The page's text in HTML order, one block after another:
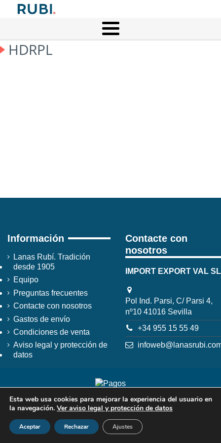
HDRPL
Información
Lanas Rubí. Tradición
desde 1905
Equipo
Preguntas frecuentes
Contacte con nosotros
Gastos de envío
Condiciones de venta
Aviso legal y protección de
datos
Contacte con
nosotros
IMPORT EXPORT VAL SL
Pol Ind. Parsi, C/ Parsi 4,
nº10 41016 Sevilla
+34 955 15 55 49
Esta web usa cookies para mejorar la experiencia del usuario en
la navegación. Ver aviso legal y protección de datos
Aceptar Rechazar Ajustes